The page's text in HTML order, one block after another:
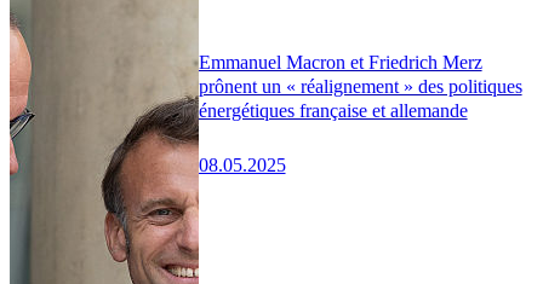
Emmanuel Macron et Friedrich Merz
prônent un « réalignement » des politiques
énergétiques française et allemande
08.05.2025